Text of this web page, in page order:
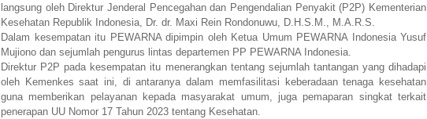
langsung oleh Direktur Jenderal Pencegahan dan Pengendalian Penyakit (P2P) Kementerian
Kesehatan Republik Indonesia, Dr. dr. Maxi Rein Rondonuwu, D.H.S.M., M.A.R.S.
Dalam kesempatan itu PEWARNA dipimpin oleh Ketua Umum PEWARNA Indonesia Yusuf
Mujiono dan sejumlah pengurus lintas departemen PP PEWARNA Indonesia.
Direktur P2P pada kesempatan itu menerangkan tentang sejumlah tantangan yang dihadapi
oleh Kemenkes saat ini, di antaranya dalam memfasilitasi keberadaan tenaga kesehatan
guna memberikan pelayanan kepada masyarakat umum, juga pemaparan singkat terkait
penerapan UU Nomor 17 Tahun 2023 tentang Kesehatan.